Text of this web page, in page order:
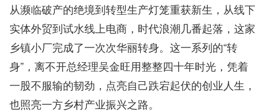
从濒临破产的绝境到转型生产灯笼重获新生，从线下
实体外贸到试水线上电商，时代浪潮几番起落，这家
乡镇小厂完成了一次次华丽转身。这一系列的“转
身”，离不开总经理吴金旺用整整四十年时光，凭着
一股不服输的韧劲，点亮自己跌宕起伏的创业人生，
也照亮一方乡村产业振兴之路。